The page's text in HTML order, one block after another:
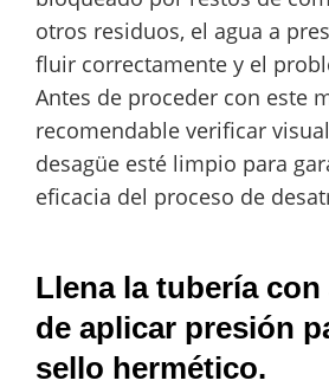
otros residuos, el agua a
fluir correctamente y el
Antes de proceder con este
recomendable verificar
desagüe esté limpio para
eficacia del proceso de
Llena la tubería con
de aplicar presión
sello hermético.